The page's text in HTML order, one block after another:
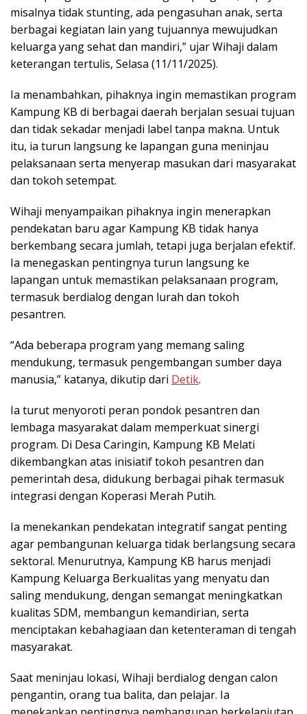
misalnya tidak stunting, ada pengasuhan anak, serta
berbagai kegiatan lain yang tujuannya mewujudkan
keluarga yang sehat dan mandiri,” ujar Wihaji dalam
keterangan tertulis, Selasa (11/11/2025).
Ia menambahkan, pihaknya ingin memastikan program
Kampung KB di berbagai daerah berjalan sesuai tujuan
dan tidak sekadar menjadi label tanpa makna. Untuk
itu, ia turun langsung ke lapangan guna meninjau
pelaksanaan serta menyerap masukan dari masyarakat
dan tokoh setempat.
Wihaji menyampaikan pihaknya ingin menerapkan
pendekatan baru agar Kampung KB tidak hanya
berkembang secara jumlah, tetapi juga berjalan efektif.
Ia menegaskan pentingnya turun langsung ke
lapangan untuk memastikan pelaksanaan program,
termasuk berdialog dengan lurah dan tokoh
pesantren.
“Ada beberapa program yang memang saling
mendukung, termasuk pengembangan sumber daya
manusia,” katanya, dikutip dari Detik.
Ia turut menyoroti peran pondok pesantren dan
lembaga masyarakat dalam memperkuat sinergi
program. Di Desa Caringin, Kampung KB Melati
dikembangkan atas inisiatif tokoh pesantren dan
pemerintah desa, didukung berbagai pihak termasuk
integrasi dengan Koperasi Merah Putih.
Ia menekankan pendekatan integratif sangat penting
agar pembangunan keluarga tidak berlangsung secara
sektoral. Menurutnya, Kampung KB harus menjadi
Kampung Keluarga Berkualitas yang menyatu dan
saling mendukung, dengan semangat meningkatkan
kualitas SDM, membangun kemandirian, serta
menciptakan kebahagiaan dan ketenteraman di tengah
masyarakat.
Saat meninjau lokasi, Wihaji berdialog dengan calon
pengantin, orang tua balita, dan pelajar. Ia